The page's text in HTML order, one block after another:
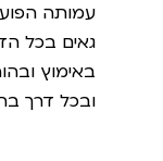
עמותה
גאים בכל
באימוץ
ובכל דרך